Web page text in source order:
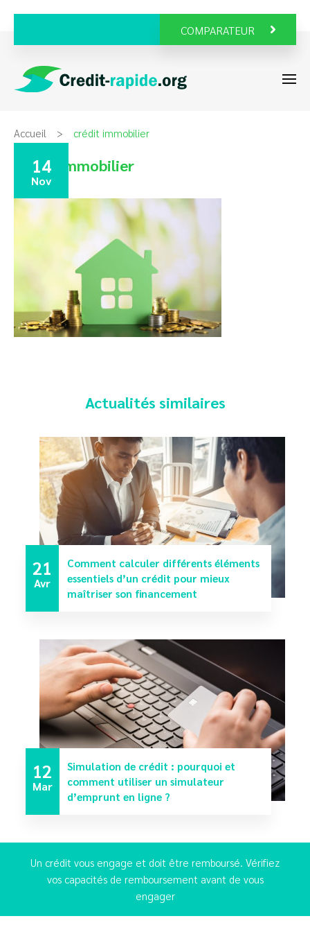
COMPARATEUR
Accueil crédit immobilier
crédit immobilier
14
Nov
Actualités similaires
21
Avr
Comment calculer différents éléments
essentiels d’un crédit pour mieux
maîtriser son financement
12
Mar
Simulation de crédit : pourquoi et
comment utiliser un simulateur
d’emprunt en ligne ?
Un crédit vous engage et doit être remboursé. Vérifiez
vos capacités de remboursement avant de vous
engager